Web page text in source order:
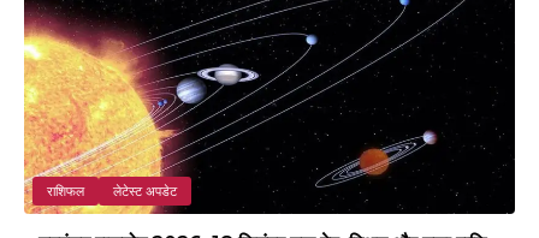
राशिफल लेटेस्ट अपडेट